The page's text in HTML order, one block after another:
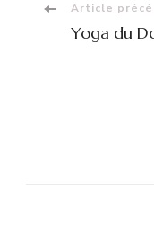
Article
Yoga du